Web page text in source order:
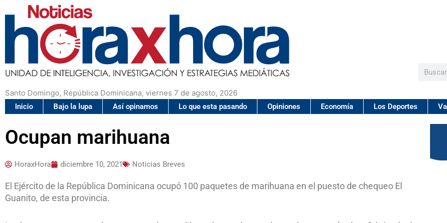
Santo Domingo, República Dominicana, viernes 7 de agosto, 2026
Buscar
Inicio Bajo la lupa Así opinamos Lo que esta pasando Opiniones Economía Los Deportes
Ocupan marihuana
HoraxHora diciembre 10, 2021 Noticias Breves
El Ejército de la República Dominicana ocupó 100 paquetes de marihuana en el puesto de chequeo El
Guanito, de esta provincia.